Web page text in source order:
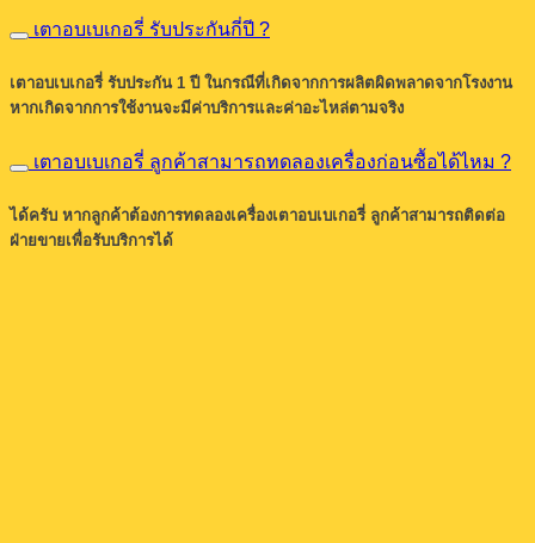
เตาอบเบเกอรี่ รับประกันกี่ปี ?
เตาอบเบเกอรี่ รับประกัน 1 ปี ในกรณีที่เกิดจากการผลิตผิดพลาดจากโรงงาน
หากเกิดจากการใช้งานจะมีค่าบริการและค่าอะไหล่ตามจริง
เตาอบเบเกอรี่ ลูกค้าสามารถทดลองเครื่องก่อนซื้อได้ไหม ?
ได้ครับ หากลูกค้าต้องการทดลองเครื่องเตาอบเบเกอรี่ ลูกค้าสามารถติดต่อ
ฝ่ายขายเพื่อรับบริการได้